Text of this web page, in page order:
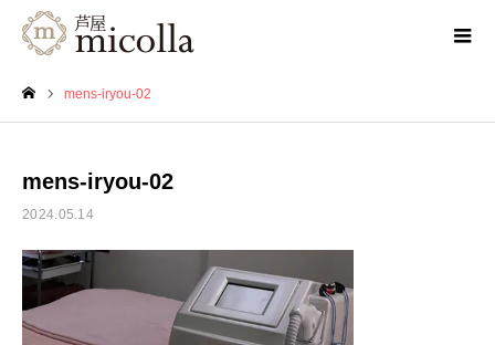
mens-iryou-02
mens-iryou-02
2024.05.14